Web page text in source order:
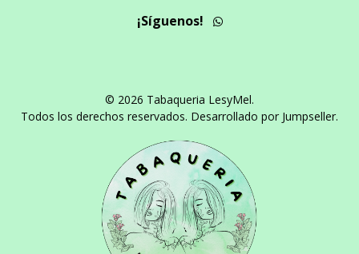
¡Síguenos!
© 2026 Tabaqueria LesyMel.
Todos los derechos reservados. Desarrollado por Jumpseller.